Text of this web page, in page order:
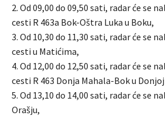
2. Od 09,00 do 09,50 sati, radar će se
cesti R 463a Bok-Oštra Luka u Boku,
3. Od 10,30 do 11,30 sati, radar će se
cesti u Matićima,
4. Od 12,00 do 12,50 sati, radar će se
cesti R 463 Donja Mahala-Bok u
5. Od 13,10 do 14,00 sati, radar će se
Orašju,